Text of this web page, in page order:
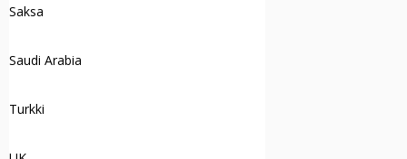
Saksa
Saudi Arabia
Turkki